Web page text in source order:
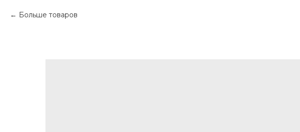
Больше товаров